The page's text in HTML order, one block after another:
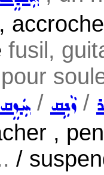
fusil,
pour
ܚܲܙܸܩ / ܙܵܢܹܩ/
,
/